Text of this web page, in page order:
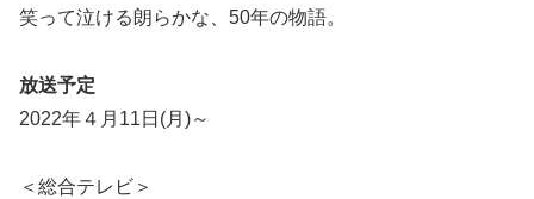
笑って泣ける朗らかな、50年の物語。
放送予定
2022年４月11日(月)～
＜総合テレビ＞